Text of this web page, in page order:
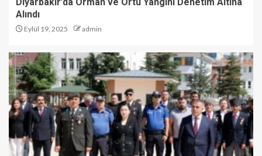
Alındı
Eylül 19, 2025 admin